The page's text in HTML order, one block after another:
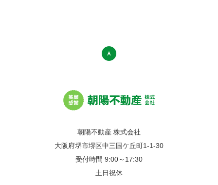
朝陽不動産 株式会社
大阪府堺市堺区中三国ケ丘町1-1-30
受付時間 9:00～17:30
土日祝休